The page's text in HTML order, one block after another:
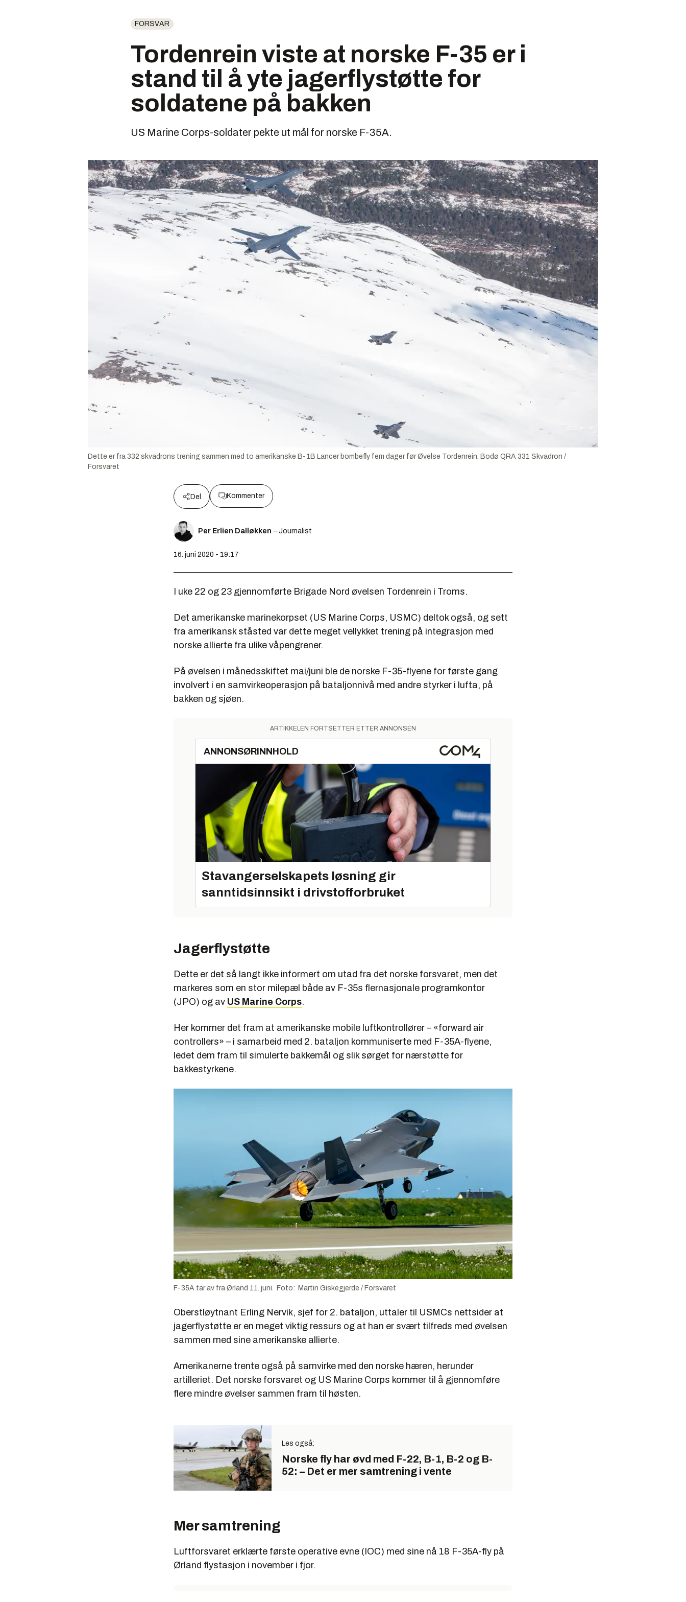
FORSVAR
Tordenrein viste at norske F-35 er i
stand til å yte jagerflystøtte for
soldatene på bakken
US Marine Corps-soldater pekte ut mål for norske F-35A.
Dette er fra 332 skvadrons trening sammen med to amerikanske B-1B Lancer bombefly fem dager før Øvelse Tordenrein. Bodø QRA 331 Skvadron /
Forsvaret
Del Kommenter
Per Erlien Dalløkken – Journalist
16. juni 2020 - 19:17
I uke 22 og 23 gjennomførte Brigade Nord øvelsen Tordenrein i Troms.
Det amerikanske marinekorpset (US Marine Corps, USMC) deltok også, og sett
fra amerikansk ståsted var dette meget vellykket trening på integrasjon med
norske allierte fra ulike våpengrener.
På øvelsen i månedsskiftet mai/juni ble de norske F-35-flyene for første gang
involvert i en samvirkeoperasjon på bataljonnivå med andre styrker i lufta, på
bakken og sjøen.
ARTIKKELEN FORTSETTER ETTER ANNONSEN
ANNONSØRINNHOLD
Stavangerselskapets løsning gir
sanntidsinnsikt i drivstofforbruket
Jagerflystøtte
Dette er det så langt ikke informert om utad fra det norske forsvaret, men det
markeres som en stor milepæl både av F-35s flernasjonale programkontor
(JPO) og av US Marine Corps.
Her kommer det fram at amerikanske mobile luftkontrollører – «forward air
controllers» – i samarbeid med 2. bataljon kommuniserte med F-35A-flyene,
ledet dem fram til simulerte bakkemål og slik sørget for nærstøtte for
bakkestyrkene.
F-35A tar av fra Ørland 11. juni. Foto: Martin Giskegjerde / Forsvaret
Oberstløytnant Erling Nervik, sjef for 2. bataljon, uttaler til USMCs nettsider at
jagerflystøtte er en meget viktig ressurs og at han er svært tilfreds med øvelsen
sammen med sine amerikanske allierte.
Amerikanerne trente også på samvirke med den norske hæren, herunder
artilleriet. Det norske forsvaret og US Marine Corps kommer til å gjennomføre
flere mindre øvelser sammen fram til høsten.
Les også:
Norske fly har øvd med F-22, B-1, B-2 og B-
52: – Det er mer samtrening i vente
Mer samtrening
Luftforsvaret erklærte første operative evne (IOC) med sine nå 18 F-35A-fly på
Ørland flystasjon i november i fjor.